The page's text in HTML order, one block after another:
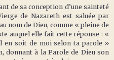
sa conception d’une sainteté
de Nazareth est saluée par
nom de Dieu, comme « pleine de
auquel elle fait cette réponse : «
en soit de moi selon ta parole »
donnant à la Parole de Dieu son